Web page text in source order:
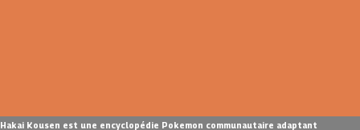
Hakai Kousen est une encyclopédie Pokemon communautaire adaptant